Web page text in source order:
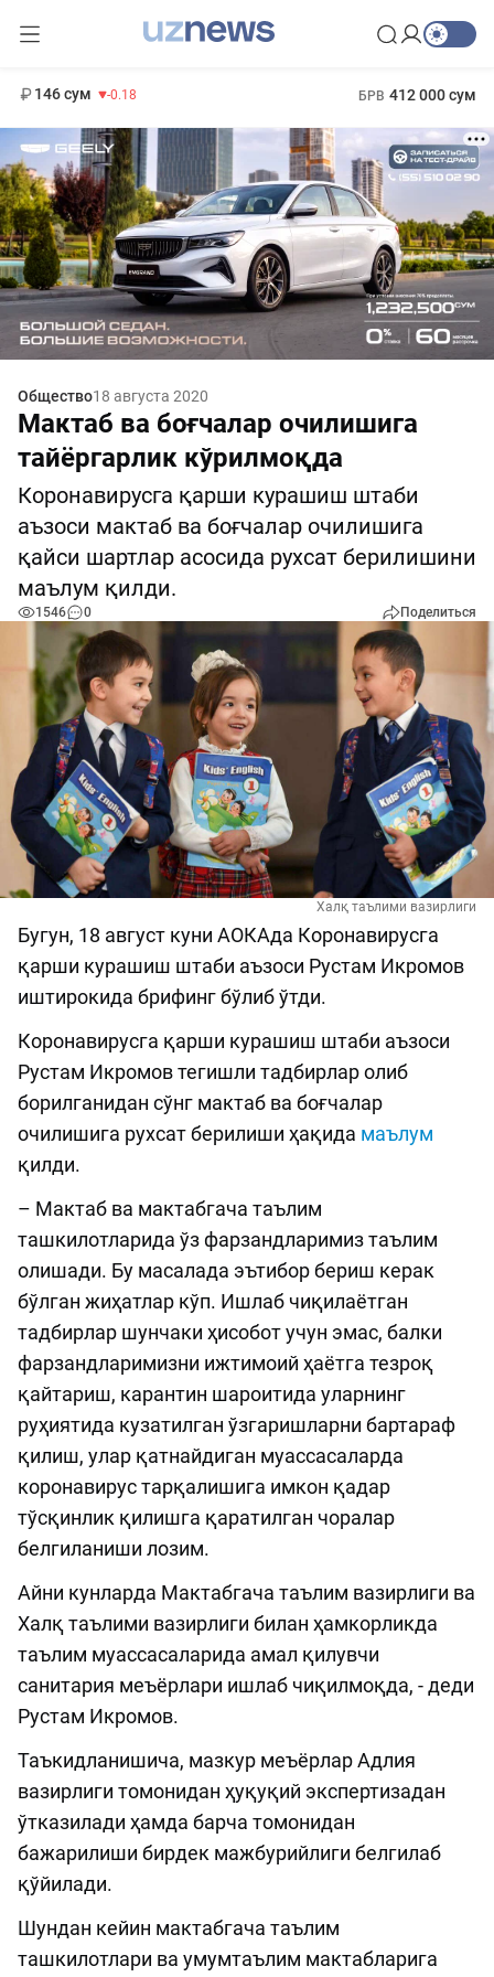
146 сум -0.18 БРВ 412 000 сум
Общество18 августа 2020
Мактаб ва боғчалар очилишига
тайёргарлик кўрилмоқда
Коронавирусга қарши курашиш штаби
аъзоси мактаб ва боғчалар очилишига
қайси шартлар асосида рухсат берилишини
маълум қилди.
1546 0 Поделиться
Халқ таълими вазирлиги
Бугун, 18 август куни АОКАда Коронавирусга
қарши курашиш штаби аъзоси Рустам Икромов
иштирокида брифинг бўлиб ўтди.
Коронавирусга қарши курашиш штаби аъзоси
Рустам Икромов тегишли тадбирлар олиб
борилганидан сўнг мактаб ва боғчалар
очилишига рухсат берилиши ҳақида маълум
қилди.
– Мактаб ва мактабгача таълим
ташкилотларида ўз фарзандларимиз таълим
олишади. Бу масалада эътибор бериш керак
бўлган жиҳатлар кўп. Ишлаб чиқилаётган
тадбирлар шунчаки ҳисобот учун эмас, балки
фарзандларимизни ижтимоий ҳаётга тезроқ
қайтариш, карантин шароитида уларнинг
руҳиятида кузатилган ўзгаришларни бартараф
қилиш, улар қатнайдиган муассасаларда
коронавирус тарқалишига имкон қадар
тўсқинлик қилишга қаратилган чоралар
белгиланиши лозим.
Айни кунларда Мактабгача таълим вазирлиги ва
Халқ таълими вазирлиги билан ҳамкорликда
таълим муассасаларида амал қилувчи
санитария меъёрлари ишлаб чиқилмоқда, - деди
Рустам Икромов.
Таъкидланишича, мазкур меъёрлар Адлия
вазирлиги томонидан ҳуқуқий экспертизадан
ўтказилади ҳамда барча томонидан
бажарилиши бирдек мажбурийлиги белгилаб
қўйилади.
Шундан кейин мактабгача таълим
ташкилотлари ва умумтаълим мактабларига